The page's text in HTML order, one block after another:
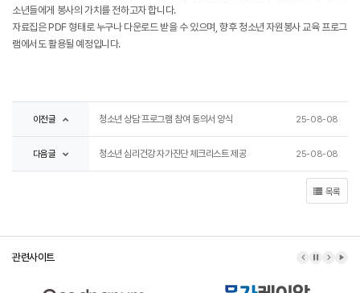
소년들에게 봉사의 가치를 전하고자 합니다.
자료집은 PDF 형태로 누구나 다운로드 받을 수 있으며, 향후 청소년 자원봉사 교육 프로그
램에서도 활용될 예정입니다.
이전글 청소년 상담 프로그램 참여 동의서 양식 25-08-08
다음글 청소년 심리건강 자가진단 체크리스트 제공 25-08-08
목록
관련사이트 이전 배너
배너 정지
다음 배
배